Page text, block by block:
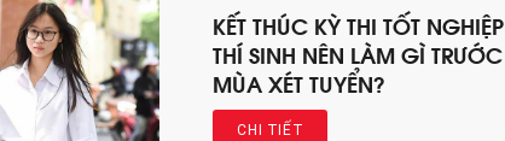
KẾT THÚC KỲ THI TỐT NGHIỆP
THÍ SINH NÊN LÀM GÌ TRƯỚC
MÙA XÉT TUYỂN?
CHI TIẾT